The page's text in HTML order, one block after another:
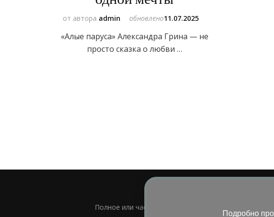
от автора admin обновлено11.07.2025
«Алые паруса» Александра Грина — не
просто сказка о любви …
Подробно
Полное или частичное использование материала